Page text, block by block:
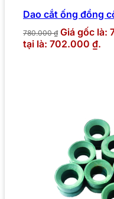
Dao cắt ống đồng
780.000₫ Giá gốc là:
tại là: 702.000 ₫.